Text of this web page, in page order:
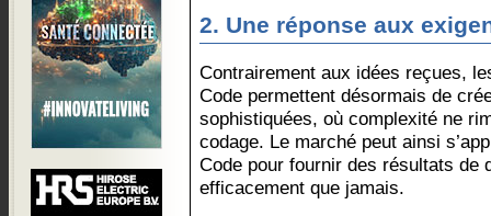
2. Une réponse aux
Contrairement aux idées reçues,
Code permettent désormais de
sophistiquées, où complexité ne
codage. Le marché peut ainsi
Code pour fournir des résultats de
efficacement que jamais.